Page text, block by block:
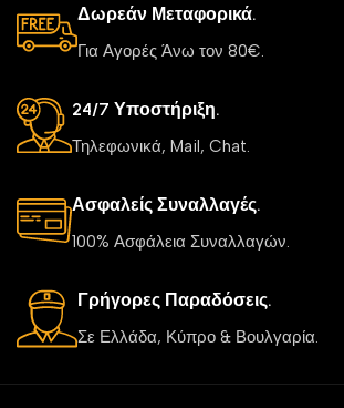
Δωρεάν Μεταφορικά.
Για Αγορές Άνω τον 80€.
24/7 Υποστήριξη.
Τηλεφωνικά, Mail, Chat.
Ασφαλείς Συναλλαγές.
100% Ασφάλεια Συναλλαγών.
Γρήγορες Παραδόσεις.
Σε Ελλάδα, Κύπρο & Βουλγαρία.